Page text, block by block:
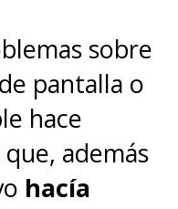
sobre
pantalla o
hace
además
hacía